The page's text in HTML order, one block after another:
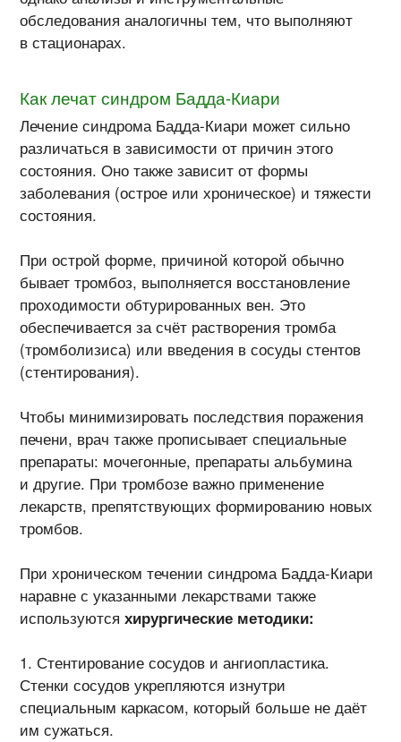
обследования аналогичны тем, что выполняют
в стационарах.
Как лечат синдром Бадда-Киари
Лечение синдрома Бадда-Киари может сильно
различаться в зависимости от причин этого
состояния. Оно также зависит от формы
заболевания (острое или хроническое) и тяжести
состояния.
При острой форме, причиной которой обычно
бывает тромбоз, выполняется восстановление
проходимости обтурированных вен. Это
обеспечивается за счёт растворения тромба
(тромболизиса) или введения в сосуды стентов
(стентирования).
Чтобы минимизировать последствия поражения
печени, врач также прописывает специальные
препараты: мочегонные, препараты альбумина
и другие. При тромбозе важно применение
лекарств, препятствующих формированию новых
тромбов.
При хроническом течении синдрома Бадда-Киари
наравне с указанными лекарствами также
используютсяхирургические методики:
Стентирование сосудов и ангиопластика.
Стенки сосудов укрепляются изнутри
специальным каркасом, который больше не даёт
им сужаться.